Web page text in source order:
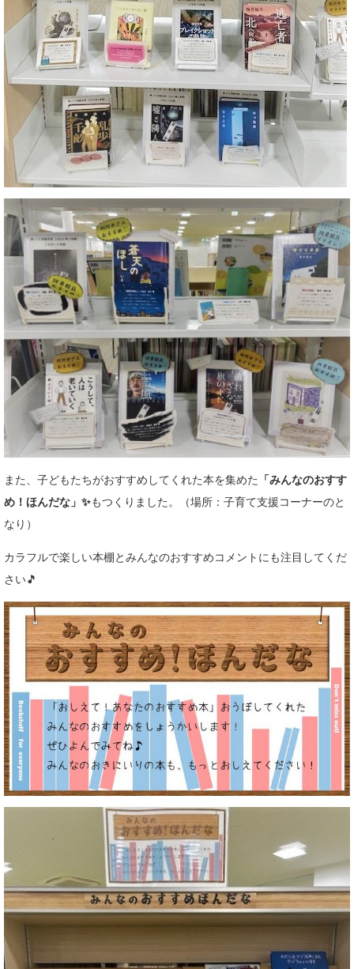
また、子どもたちがおすすめしてくれた本を集めた
「みんなのおすす
め！ほんだな」✨もつくりました。（場所：子育て支援コーナーのと
なり）
カラフルで楽しい本棚とみんなのおすすめコメントにも注目してくだ
さい🎵